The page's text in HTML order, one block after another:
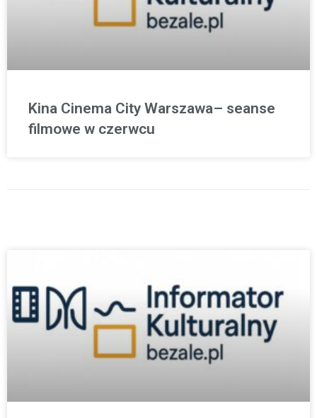
Kina Cinema City Warszawa– seanse
filmowe w czerwcu